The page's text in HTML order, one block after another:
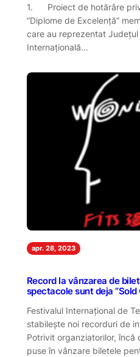
1. Proiect de hotărâre
”Diplome de Excelență”
care au reprezentat Județul
Internațională…
apr. 28, 2023
Record la vânzarea de
spectacole sunt deja ”Sold
Festivalul Internațional de
stabilește noi recorduri de
Potrivit organziatorilor, încă
puse în vânzare biletele